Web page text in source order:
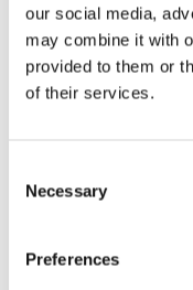
our social media,
may combine it with
provided to them or
of their services.
Selection
Necessary
Preferences
BESKRIVNING
Jenison är en
proportioner
inbjudande siluett
är noggrant
helhetsintryck